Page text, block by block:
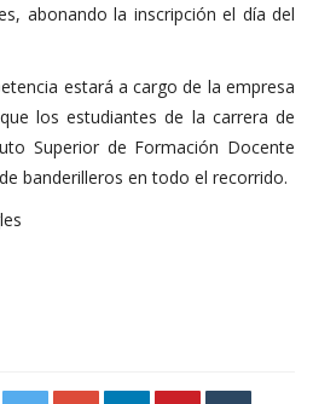
abonando la inscripción el día del
estará a cargo de la empresa
los estudiantes de la carrera de
Superior de Formación Docente
banderilleros en todo el recorrido.